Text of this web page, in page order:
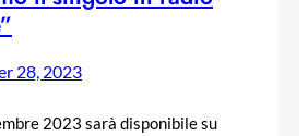
28, 2023
2023 sarà disponibile su